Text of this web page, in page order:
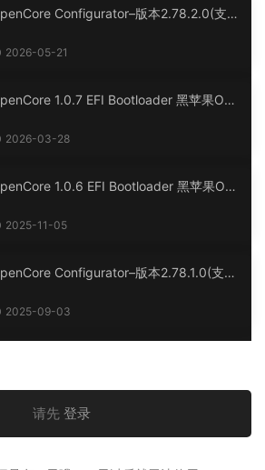
Configurator–版本2.78.2.0(支持
2026-05-21
1.0.7 EFI Bootloader 黑苹果OC
2026-03-28
1.0.6 EFI Bootloader 黑苹果OC
2025-11-05
Configurator–版本2.78.1.0(支持
2025-09-03
请先 登录